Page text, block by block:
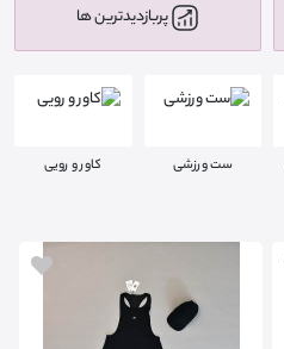
پربازدیدترین ها
ست ورزشی کاور و رویی